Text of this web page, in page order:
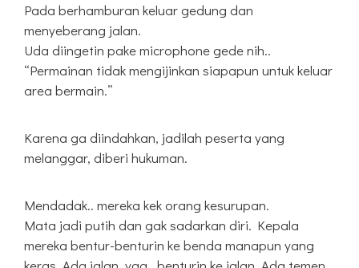
Pada berhamburan keluar gedung dan
menyeberang jalan.
Uda diingetin pake microphone gede nih..
“Permainan tidak mengijinkan siapapun untuk keluar
area bermain.”
Karena ga diindahkan, jadilah peserta yang
melanggar, diberi hukuman.
Mendadak.. mereka kek orang kesurupan.
Mata jadi putih dan gak sadarkan diri. Kepala
mereka bentur-benturin ke benda manapun yang